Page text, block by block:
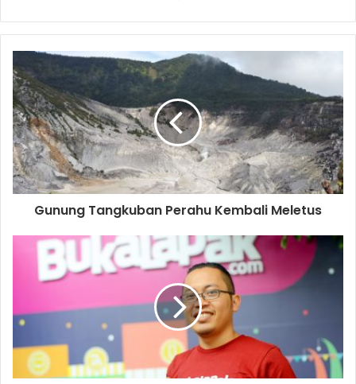
Gunung Tangkuban Perahu Kembali Meletus